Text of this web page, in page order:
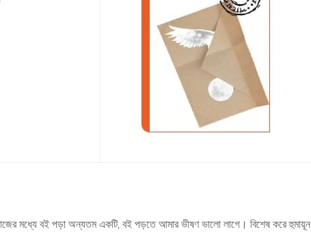
মধ্যে বই পড়া অন্যতম একটি, বই পড়তে আমার ভীষণ ভালো লাগে। বিশেষ করে হুমায়ূন